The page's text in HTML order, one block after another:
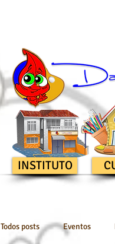
INSTITUTO
Todos posts Eventos